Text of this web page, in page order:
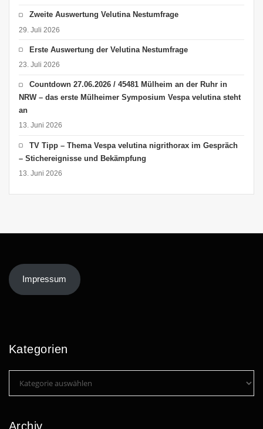
Zweite Auswertung Velutina Nestumfrage
29. Juli 2026
Erste Auswertung der Velutina Nestumfrage
23. Juli 2026
Countdown 27.06.2026 / 45481 Mülheim an der Ruhr in
NRW – das erste Mülheimer Symposium Vespa velutina steht
an
13. Juni 2026
TV Tipp – Thema Vespa velutina nigrithorax im Gespräch
– Stichereignisse und Bekämpfung
13. Juni 2026
Impressum
Kategorien
Archiv